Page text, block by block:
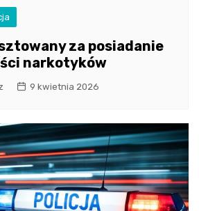
za posiadanie
narkotyków
9 kwietnia 2026